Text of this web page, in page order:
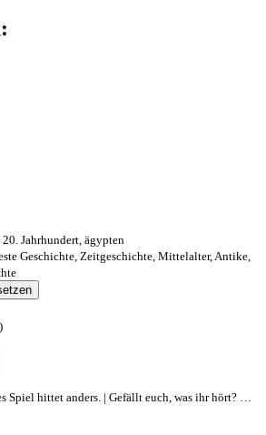
20. Jahrhundert ägypten
Geschichte Zeitgeschichte Mittelalter, Antike
Spiel hittet anders. | Gefällt euch, was ihr hört? …